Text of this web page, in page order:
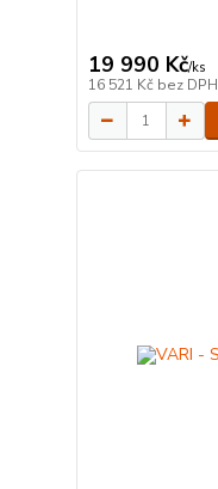
19 990 Kč/ks
16 521 Kč bez DPH